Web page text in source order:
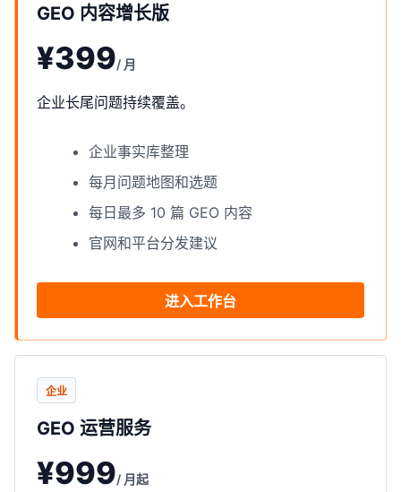
GEO 内容增长版
¥399/ 月
企业长尾问题持续覆盖。
企业事实库整理
每月问题地图和选题
每日最多 10 篇 GEO 内容
官网和平台分发建议
进入工作台
企业
GEO 运营服务
¥999/ 月起